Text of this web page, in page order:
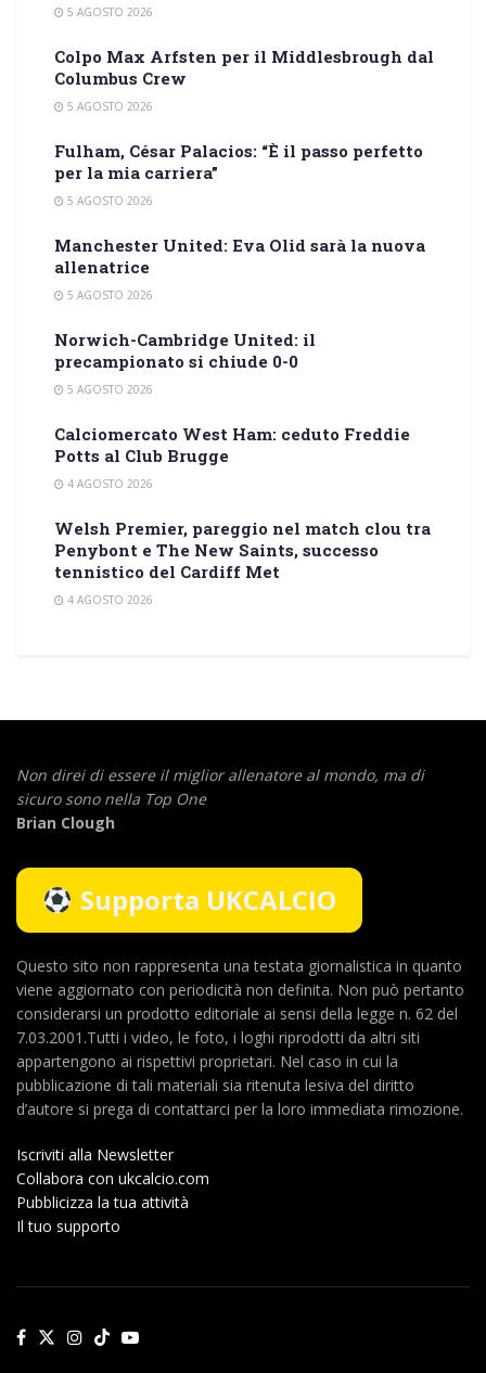
5 AGOSTO 2026
Colpo Max Arfsten per il Middlesbrough dal
Columbus Crew
5 AGOSTO 2026
Fulham, César Palacios: “È il passo perfetto
per la mia carriera”
5 AGOSTO 2026
Manchester United: Eva Olid sarà la nuova
allenatrice
5 AGOSTO 2026
Norwich-Cambridge United: il
precampionato si chiude 0-0
5 AGOSTO 2026
Calciomercato West Ham: ceduto Freddie
Potts al Club Brugge
4 AGOSTO 2026
Welsh Premier, pareggio nel match clou tra
Penybont e The New Saints, successo
tennistico del Cardiff Met
4 AGOSTO 2026
Non direi di essere il miglior allenatore al mondo, ma di
sicuro sono nella Top One
Brian Clough
Supporta UKCALCIO
Questo sito non rappresenta una testata giornalistica in quanto
viene aggiornato con periodicità non definita. Non può pertanto
considerarsi un prodotto editoriale ai sensi della legge n. 62 del
7.03.2001.Tutti i video, le foto, i loghi riprodotti da altri siti
appartengono ai rispettivi proprietari. Nel caso in cui la
pubblicazione di tali materiali sia ritenuta lesiva del diritto
d’autore si prega di contattarci per la loro immediata rimozione.
Iscriviti alla Newsletter
Collabora con ukcalcio.com
Pubblicizza la tua attività
Il tuo supporto